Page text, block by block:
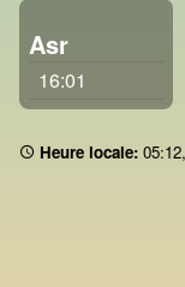
Asr
16:01
Heure locale: 05 12,